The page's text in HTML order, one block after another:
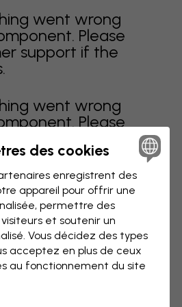
went wrong
Please
support if the
went wrong
Please
support if the
1 sur 6 pages
catégories
des cookies
enregistrent des
appareil pour offrir une
permettre des
et soutenir un
Vous décidez des types
acceptez en plus de ceux
au fonctionnement du site